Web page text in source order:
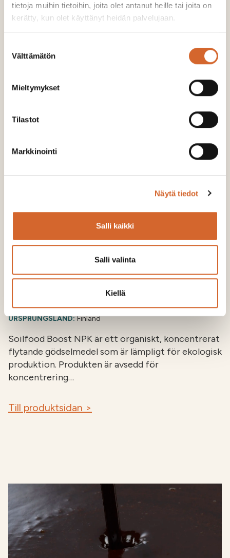
tietoja muihin tietoihin, joita olet antanut heille tai joita on
kerätty, kun olet käyttänyt heidän palvelujaan.
valinta
Välttämätön
Mieltymykset
Tilastot
Markkinointi
Näytä tiedot
Salli kaikki
Salli valinta
Kiellä
ekologisk produktion. Soil…
Soilfood Boost NPK
UTSLÄPP: 47 kg CO2-ekv./t
URSPRUNGSLAND: Finland
Soilfood Boost NPK är ett organiskt, koncentrerat
flytande gödselmedel som är lämpligt för ekologisk
produktion. Produkten är avsedd för
koncentrering…
Till produktsidan >